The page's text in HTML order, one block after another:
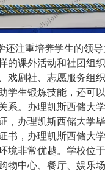
注重培养学生的领导
的课外活动和社团组
戏剧社、志愿服务组
学生锻炼技能，还可
系。办理凯斯西储大
，办理凯斯西储大学
书，办理凯斯西储大学
境非常优越。学校位
物中心、餐厅、娱乐